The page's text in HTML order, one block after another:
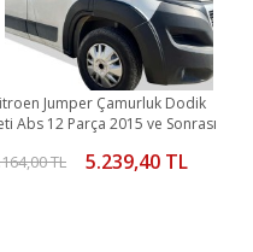
Jumper Çamurluk Dodik
Abs 12 Parça 2015 ve Sonrası
TL 5.239,40 TL